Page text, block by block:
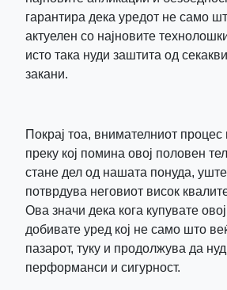
гарантира дека уредот не само
актуелен со најновите
исто така нуди заштита од
закани.
Покрај тоа, внимателниот процес
преку кој помина овој половен
стане дел од нашата понуда,
потврдува неговиот висок
Ова значи дека кога купувате
добивате уред кој не само што
пазарот, туку и продолжува да
перформанси и сигурност.